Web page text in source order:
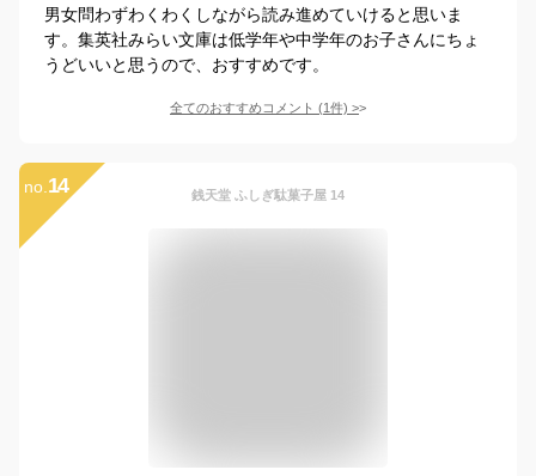
男女問わずわくわくしながら読み進めていけると思いま
す。集英社みらい文庫は低学年や中学年のお子さんにちょ
うどいいと思うので、おすすめです。
全てのおすすめコメント (1件) >
no. 14 銭天堂 ふしぎ駄菓子屋 14